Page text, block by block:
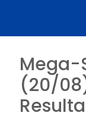
Mega-
(20/